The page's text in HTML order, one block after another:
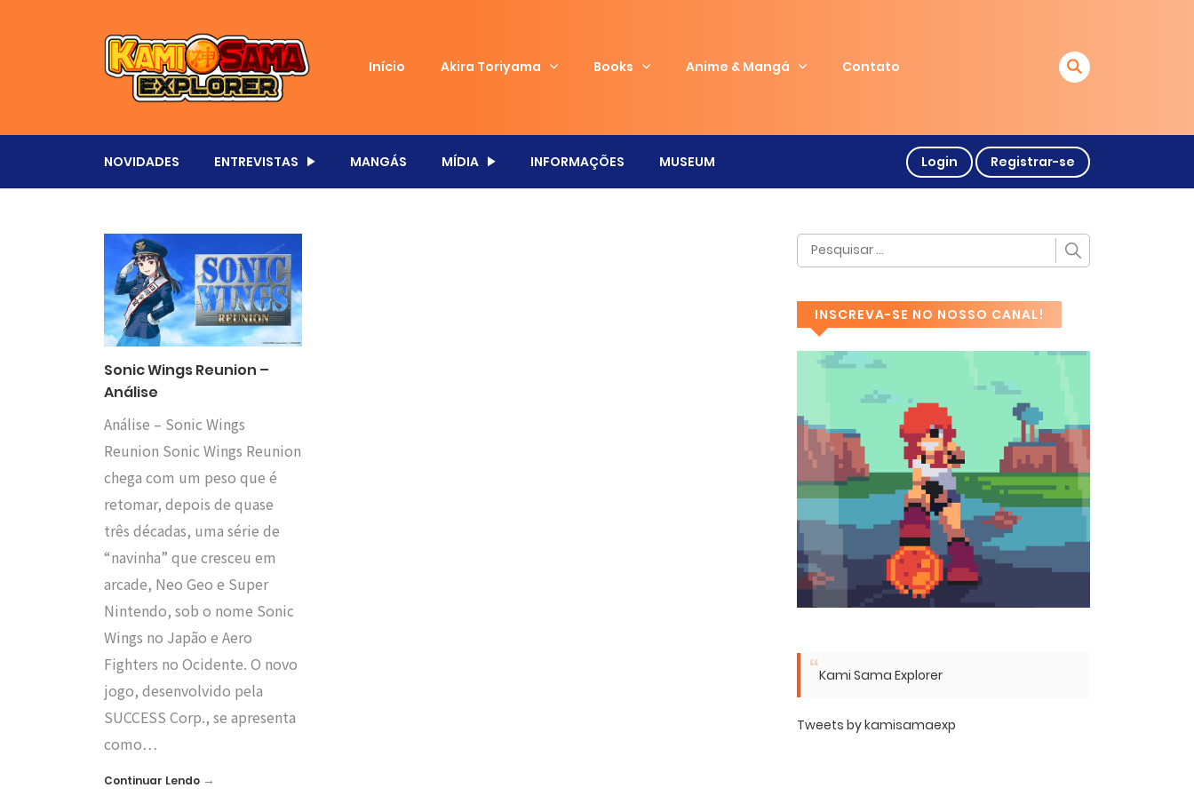
Início Akira Toriyama Books Anime & Mangá Contato
NOVIDADES ENTREVISTAS MANGÁS MÍDIA INFORMAÇÕES MUSEUM Login Registrar-se
Sonic Wings Reunion –
Análise
Análise – Sonic Wings
Reunion Sonic Wings Reunion
chega com um peso que é
retomar, depois de quase
três décadas, uma série de
“navinha” que cresceu em
arcade, Neo Geo e Super
Nintendo, sob o nome Sonic
Wings no Japão e Aero
Fighters no Ocidente. O novo
jogo, desenvolvido pela
SUCCESS Corp., se apresenta
como…
Continuar Lendo →
INSCREVA-SE NO NOSSO CANAL!
Kami Sama Explorer
Tweets by kamisamaexp